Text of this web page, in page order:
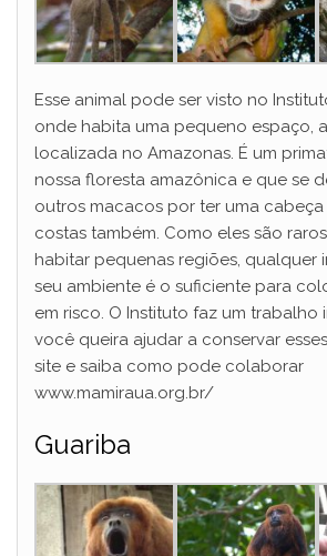
Esse animal pode ser visto no
onde habita uma pequeno espaço,
localizada no Amazonas. É um
nossa floresta amazônica e que se
outros macacos por ter uma cabeça
costas também. Como eles são
habitar pequenas regiões, qualquer
seu ambiente é o suficiente para
em risco. O Instituto faz um trabalho
você queira ajudar a conservar
site e saiba como pode colaborar
www.mamiraua.org.br/
Guariba